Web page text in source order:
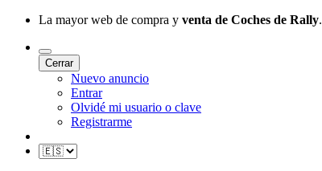
La mayor web de compra y venta de Coches de Rally.
Cerrar
Nuevo anuncio
Entrar
Olvidé mi usuario o clave
Registrarme